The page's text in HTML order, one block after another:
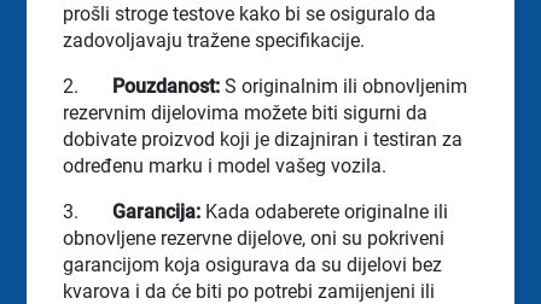
prošli stroge testove kako bi se osiguralo da
zadovoljavaju tražene specifikacije.
2.
Pouzdanost: S originalnim ili obnovljenim
rezervnim dijelovima možete biti sigurni da
dobivate proizvod koji je dizajniran i testiran za
određenu marku i model vašeg vozila.
3.
Garancija: Kada odaberete originalne ili
obnovljene rezervne dijelove, oni su pokriveni
garancijom koja osigurava da su dijelovi bez
kvarova i da će biti po potrebi zamijenjeni ili